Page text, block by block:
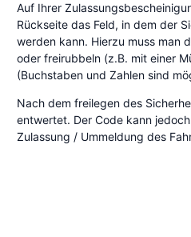
Auf Ihrer
Rückseite das Feld, in dem der
werden kann. Hierzu muss man
oder freirubbeln (z.B. mit einer
(Buchstaben und Zahlen sind
Nach dem freilegen des
entwertet. Der Code kann
Zulassung / Ummeldung des